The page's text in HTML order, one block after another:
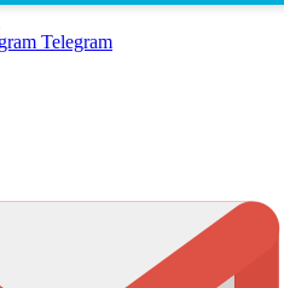
Telegram